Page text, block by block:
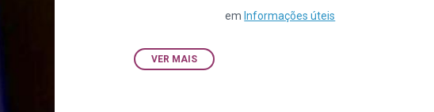
em Informações úteis
VER MAIS